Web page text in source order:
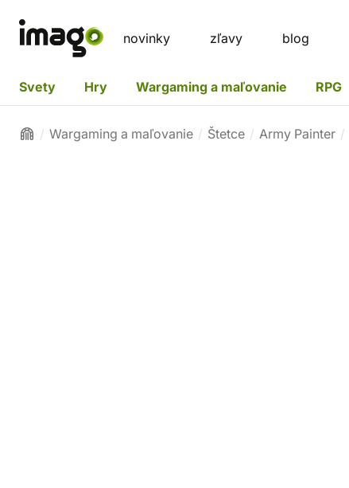
novinky zľavy blog
Svety Hry Wargaming a maľovanie RPG
Wargaming a maľovanie Štetce Army Painter